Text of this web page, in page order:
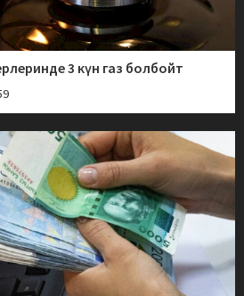
3 күн газ болбойт